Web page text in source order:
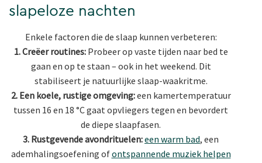
slapeloze nachten
Enkele factoren die de slaap kunnen verbeteren:
1. Creëer routines:Probeer op vaste tijden naar bed te
gaan en op te staan – ook in het weekend. Dit
stabiliseert je natuurlijke slaap-waakritme.
2. Een koele, rustige omgeving:een kamertemperatuur
tussen 16 en 18 °C gaat opvliegers tegen en bevordert
de diepe slaapfasen.
3. Rustgevende avondrituelen:een warm bad, een
ademhalingsoefening ofontspannende muziek helpen